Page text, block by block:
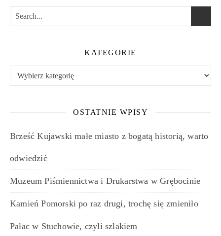
KATEGORIE
OSTATNIE WPISY
Brześć Kujawski małe miasto z bogatą historią, warto
odwiedzić
Muzeum Piśmiennictwa i Drukarstwa w Grębocinie
Kamień Pomorski po raz drugi, trochę się zmieniło
Pałac w Stuchowie, czyli szlakiem